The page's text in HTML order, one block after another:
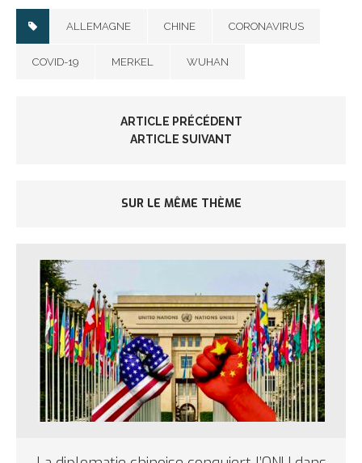
ALLEMAGNE CHINE CORONAVIRUS
COVID-19 MERKEL WUHAN
ARTICLE PRÉCÉDENT
ARTICLE SUIVANT
SUR LE MÊME THÈME